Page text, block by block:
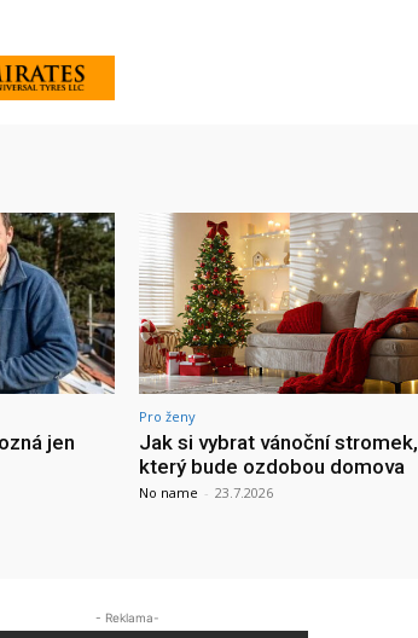
jen
Pro ženy
Jak si vybrat vánoční stromek,
který bude ozdobou domova
No name - 23.7.2026
- Reklama-